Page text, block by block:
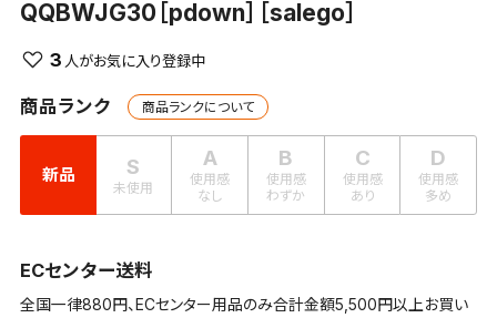
QQBWJG30［pdown］［salego］
3
商品ランク 商品ランクについて
新品 S
未使用
A
使用感
なし
B
使用感
わずか
C
使用感
あり
D
使用感
多め
ECセンター送料
全国一律880円、ECセンター用品のみ合計金額5,500円以上お買い